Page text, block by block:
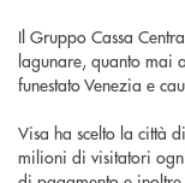
Il Gruppo Cassa
lagunare, quanto mai
funestato Venezia e
Visa ha scelto la città
milioni di visitatori